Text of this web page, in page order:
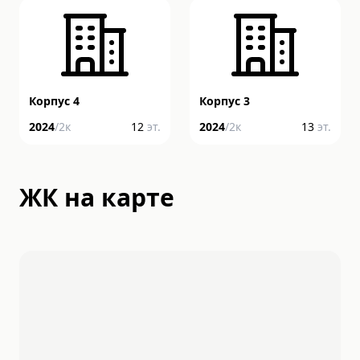
Корпус 4
2024/2к 12 эт.
Корпус 3
2024/2к 13 эт.
ЖК на карте